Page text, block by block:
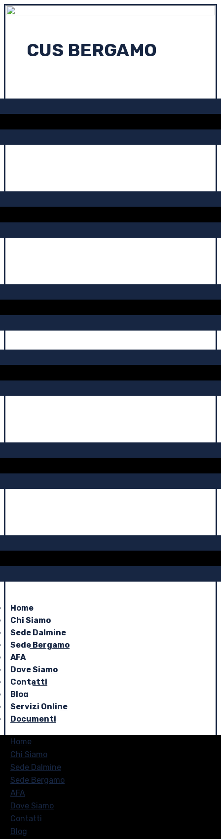
CUS BERGAMO
Home
Chi Siamo
Sede Dalmine
Sede Bergamo
AFA
Dove Siamo
Contatti
Blog
Servizi Online
Documenti
Home
Chi Siamo
Sede Dalmine
Sede Bergamo
AFA
Dove Siamo
Contatti
Blog